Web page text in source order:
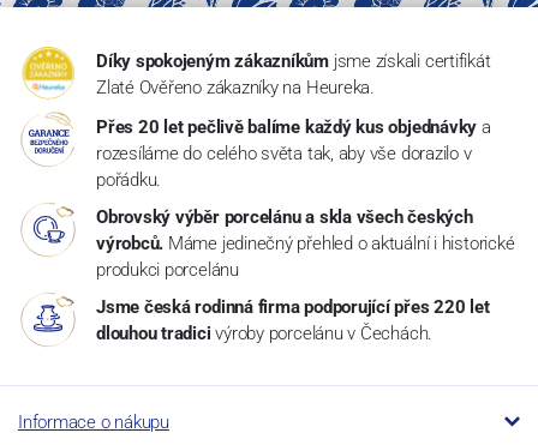
Díky spokojeným zákazníkům jsme získali certifikát
Zlaté Ověřeno zákazníky na Heureka.
Přes 20 let pečlivě balíme každý kus objednávky a
rozesíláme do celého světa tak, aby vše dorazilo v
pořádku.
Obrovský výběr porcelánu a skla všech českých
výrobců. Máme jedinečný přehled o aktuální i historické
produkci porcelánu
Jsme česká rodinná firma podporující přes 220 let
dlouhou tradici výroby porcelánu v Čechách.
Informace o nákupu